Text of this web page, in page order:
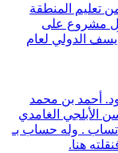
تعليم المنطقة
مشروع على
1700 طالب في آيسف الدولي لعام
ود. أحمد بن محمد
الأبلجي الغامدي
. وله حساب بـ
هنا.